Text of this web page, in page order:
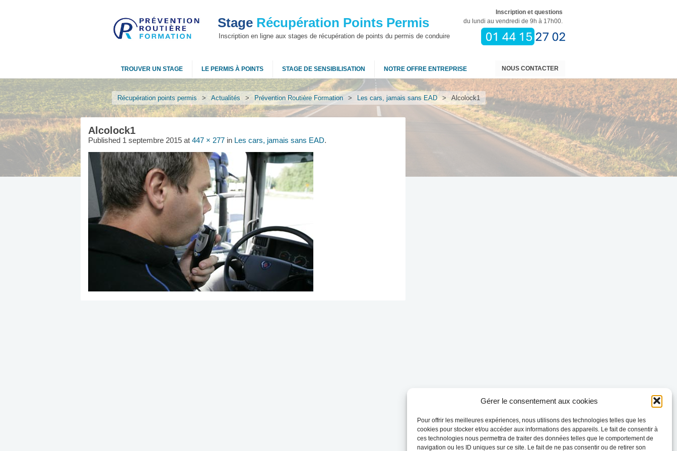
Gérer le consentement aux cookies
Pour offrir les meilleures expériences, nous utilisons des technologies telles que les
cookies pour stocker et/ou accéder aux informations des appareils. Le fait de consentir à
ces technologies nous permettra de traiter des données telles que le comportement de
navigation ou les ID uniques sur ce site. Le fait de ne pas consentir ou de retirer son
Stage Récupération Points Permis
Inscription en ligne aux stages de récupération de points du permis de conduire
Inscription et questions
du lundi au vendredi de 9h à 17h00.
NOUS CONTACTER
TROUVER UN STAGE LE PERMIS À POINTS STAGE DE SENSIBILISATION NOTRE OFFRE ENTREPRISE
Récupération points permis > Actualités > Prévention Routière Formation > Les cars, jamais sans EAD > Alcolock1
Alcolock1
Published 1 septembre 2015 at 447 × 277 in Les cars, jamais sans EAD.